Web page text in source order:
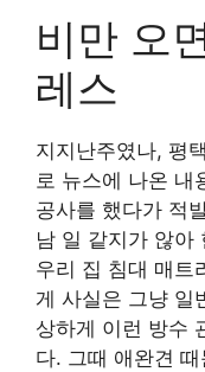
비만 오
레스
지지난주였나, 평
로 뉴스에 나온 내
공사를 했다가 적
남 일 같지가 않아
우리 집 침대 매트
게 사실은 그냥 일
상하게 이런 방수
다. 그때 애완견